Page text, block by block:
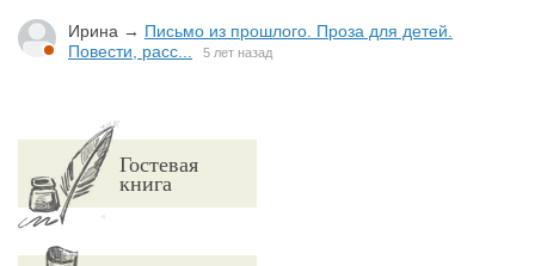
Ирина → Письмо из прошлого. Проза для детей.
Повести, расс...
5 лет назад
Гостевая
книга